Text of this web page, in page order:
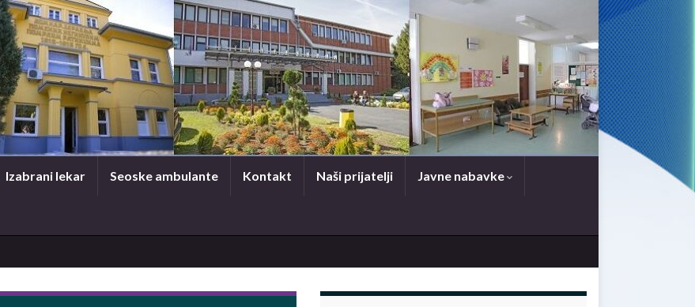
Izabrani lekar Seoske ambulante Kontakt Naši prijatelji Javne nabavke